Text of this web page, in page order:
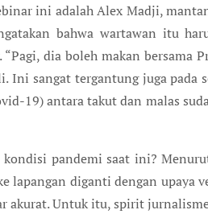
ini adalah Alex Madji,
bahwa wartawan itu
dia boleh makan bersama
Ini sangat tergantung juga pada
19) antara takut dan malas
kondisi pandemi saat ini?
lapangan diganti dengan
akurat. Untuk itu, spirit